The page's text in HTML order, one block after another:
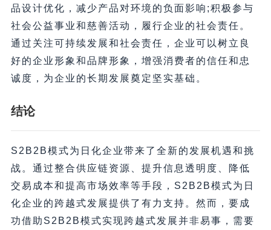
品设计优化，减少产品对环境的负面影响;积极参与
社会公益事业和慈善活动，履行企业的社会责任。
通过关注可持续发展和社会责任，企业可以树立良
好的企业形象和品牌形象，增强消费者的信任和忠
诚度，为企业的长期发展奠定坚实基础。
结论
S2B2B模式为日化企业带来了全新的发展机遇和挑
战。通过整合供应链资源、提升信息透明度、降低
交易成本和提高市场效率等手段，S2B2B模式为日
化企业的跨越式发展提供了有力支持。然而，要成
功借助S2B2B模式实现跨越式发展并非易事，需要